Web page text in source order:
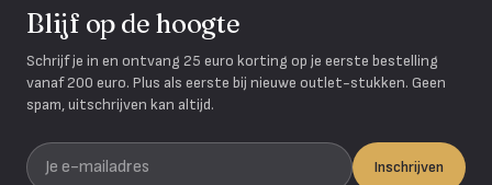
Blijf op de hoogte
Schrijf je in en ontvang 25 euro korting op je eerste bestelling
vanaf 200 euro. Plus als eerste bij nieuwe outlet-stukken. Geen
spam, uitschrijven kan altijd.
Je e-mailadres
Inschrijven